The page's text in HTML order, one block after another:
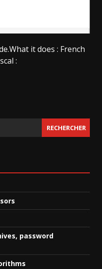
it does : French
:
RECHERCHER
password